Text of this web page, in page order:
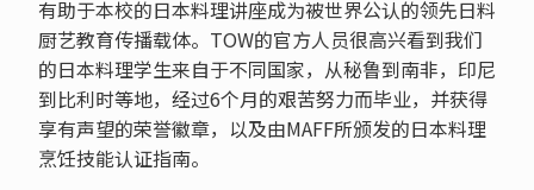
有助于本校的日本料理讲座成为被世界公认的领先日料
厨艺教育传播载体。TOW的官方人员很高兴看到我们
的日本料理学生来自于不同国家，从秘鲁到南非，印尼
到比利时等地，经过6个月的艰苦努力而毕业，并获得
享有声望的荣誉徽章，以及由MAFF所颁发的日本料理
烹饪技能认证指南。